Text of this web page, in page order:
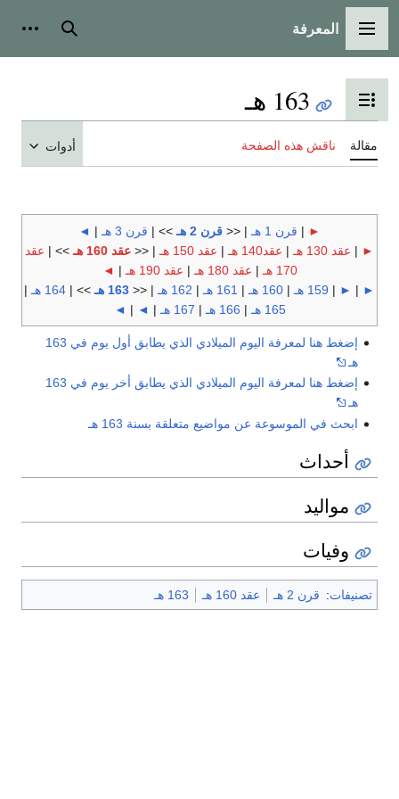
القائمة الرئيسية
المعرفة بحث
تبديل عرض جدول المحتويات
163 هـ
مقالة ناقش هذه الصفحة أدوات
►
| قرن 1 هـ | << قرن 2 هـ >> | قرن 3 هـ |
◄
►
| عقد 130 هـ | عقد140 هـ | عقد 150 هـ | << عقد 160 هـ >> | عقد
170 هـ
| عقد 180 هـ | عقد 190 هـ |
◄
►
|
►
| 159 هـ | 160 هـ | 161 هـ | 162 هـ | << 163 هـ >> | 164 هـ
|
165 هـ
| 166 هـ | 167 هـ |
◄
|
◄
إضغط هنا لمعرفة اليوم الميلادي الذي يطابق أول يوم في 163
هـ
إضغط هنا لمعرفة اليوم الميلادي الذي يطابق أخر يوم في 163
هـ
ابحث في الموسوعة عن مواضيع متعلقة بسنة 163 هـ
أحداث
مواليد
وفيات
تصنيفات: قرن 2 هـ عقد 160 هـ 163 هـ